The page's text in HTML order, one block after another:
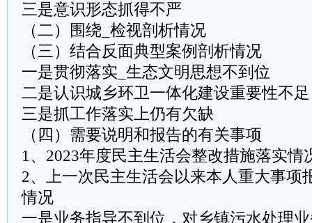
三是意识形态抓得不严
（二）围绕_检视剖析情况
（三）结合反面典型案例剖析情况
一是贯彻落实_生态文明思想不到位
二是认识城乡环卫一体化建设重要性不足
三是抓工作落实上仍有欠缺
（四）需要说明和报告的有关事项
1、2023年度民主生活会整改措施落实情
2、上一次民主生活会以来本人重大事项
情况
一是业务指导不到位，对乡镇污水处理